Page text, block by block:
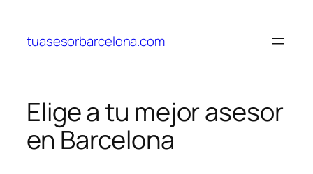
contenido
tuasesorbarcelona.com
Elige a tu mejor asesor
en Barcelona